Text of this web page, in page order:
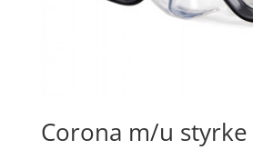
Corona m/u